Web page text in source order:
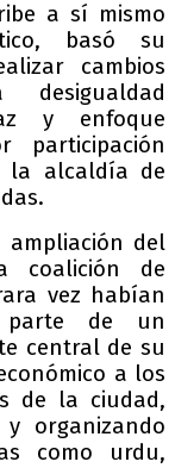
a sí mismo
basó su
cambios
y enfoque
participación
la alcaldía de
del
coalición de
vez habían
parte de un
central de su
a los
de la ciudad,
organizando
como urdu,